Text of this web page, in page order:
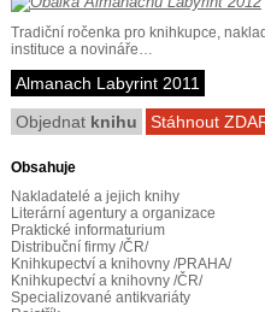
Tradiční ročenka pro knihkupce,
instituce a novináře…
Almanach Labyrint 2011
Objednat knihu Stáhnout
Obsahuje
Nakladatelé a jejich knihy
Literární agentury a organizace
Praktické informaturium
Distribuční firmy /ČR/
Knihkupectví a knihovny /PRAHA/
Knihkupectví a knihovny /ČR/
Specializované antikvariáty